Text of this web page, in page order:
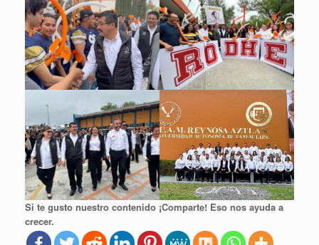
Si te gusto nuestro contenido ¡Comparte! Eso nos ayuda a
crecer.